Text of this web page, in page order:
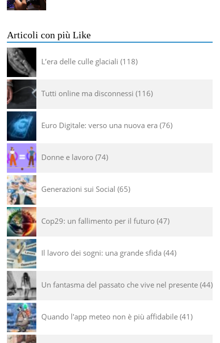
Articoli con più Like
L’era delle culle glaciali 118
Tutti online ma disconnessi 116
Euro Digitale: verso una nuova era 76
Donne e lavoro 74
Generazioni sui Social 65
Cop29: un fallimento per il futuro 47
Il lavoro dei sogni: una grande sfida 44
Un fantasma del passato che vive nel presente 44
Quando l'app meteo non è più affidabile 41